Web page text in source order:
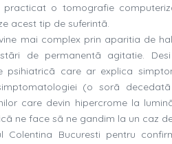
o tomografie
acest tip de suferintã.
mai complex prin aparitia de
de permanentã agitatie.
care ar explica
(o sorã
care devin hipercrome la
ne face sã ne gandim la un caz
Colentina Bucuresti pentru